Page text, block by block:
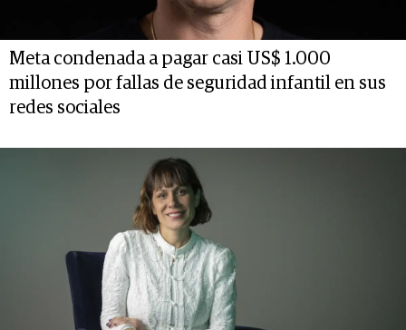
Meta condenada a pagar casi US$ 1.000
millones por fallas de seguridad infantil en sus
redes sociales